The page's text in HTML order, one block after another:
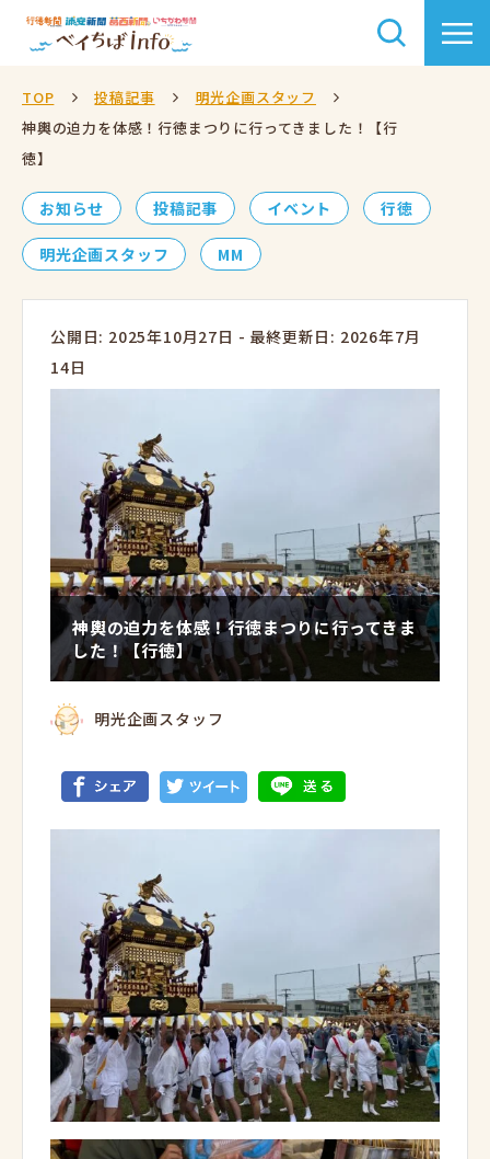
TOP 投稿記事
明光企画スタッフ
神輿の迫力を体感！行徳まつりに行ってきました！【行
徳】
お知らせ 投稿記事 イベント 行徳
明光企画スタッフ MM
公開日: 2025年10月27日 - 最終更新日: 2026年7月
14日
神輿の迫力を体感！行徳まつりに行ってきま
した！【行徳】
明光企画スタッフ